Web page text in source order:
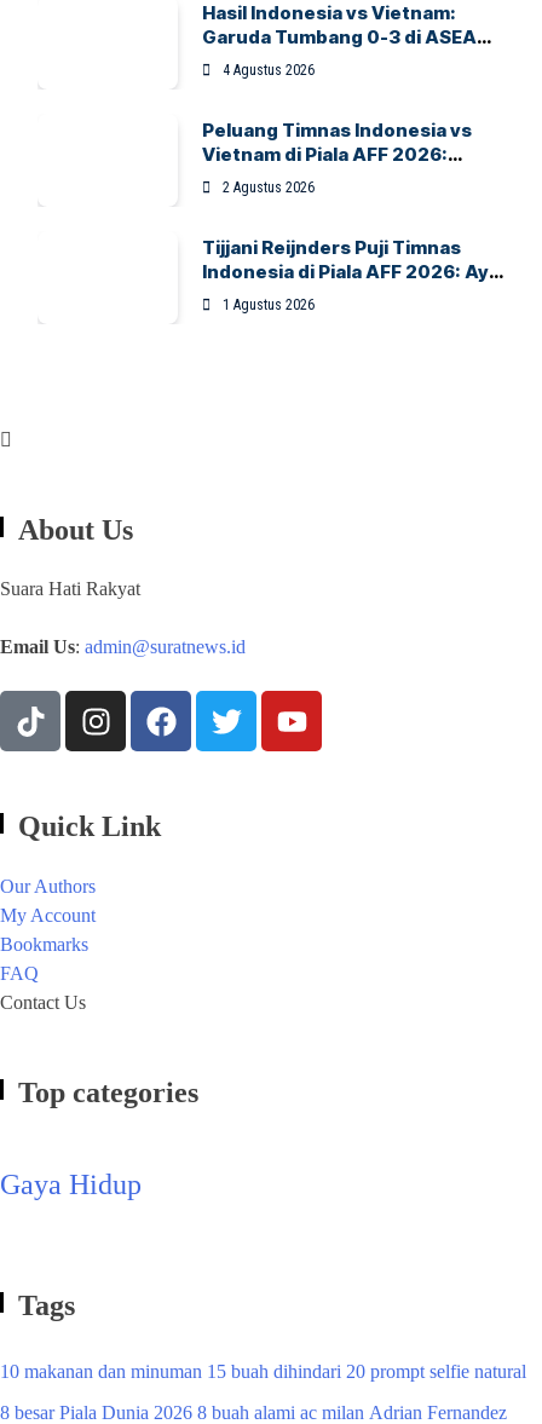
Hasil Indonesia vs Vietnam:
Garuda Tumbang 0-3 di ASEAN
Hyundai Cup 2026
4 Agustus 2026
Peluang Timnas Indonesia vs
Vietnam di Piala AFF 2026:
Garuda Bidik Tiket Semifinal di
Pakansari
2 Agustus 2026
Tijjani Reijnders Puji Timnas
Indonesia di Piala AFF 2026: Ayo
Indonesia!
1 Agustus 2026
About Us
Suara Hati Rakyat
Email Us: admin@suratnews.id
Quick Link
Our Authors
My Account
Bookmarks
FAQ
Contact Us
Top categories
Gaya Hidup
Tags
10 makanan dan minuman 15 buah dihindari 20 prompt selfie natural
8 besar Piala Dunia 2026 8 buah alami ac milan Adrian Fernandez